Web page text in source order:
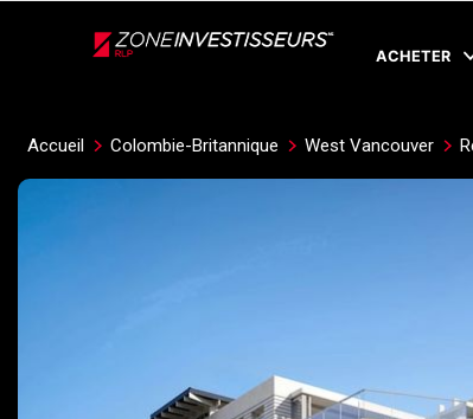
ACHETER
Accueil Colombie-Britannique West Vancouver